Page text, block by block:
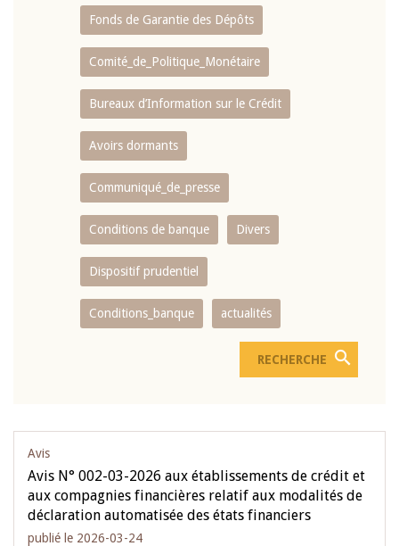
Fonds de Garantie des Dépôts
Comité_de_Politique_Monétaire
Bureaux d’Information sur le Crédit
Avoirs dormants
Communiqué_de_presse
Conditions de banque Divers
Dispositif prudentiel
Conditions_banque actualités
Avis
Avis N° 002-03-2026 aux établissements de crédit et
aux compagnies financières relatif aux modalités de
déclaration automatisée des états financiers
publié le 2026-03-24